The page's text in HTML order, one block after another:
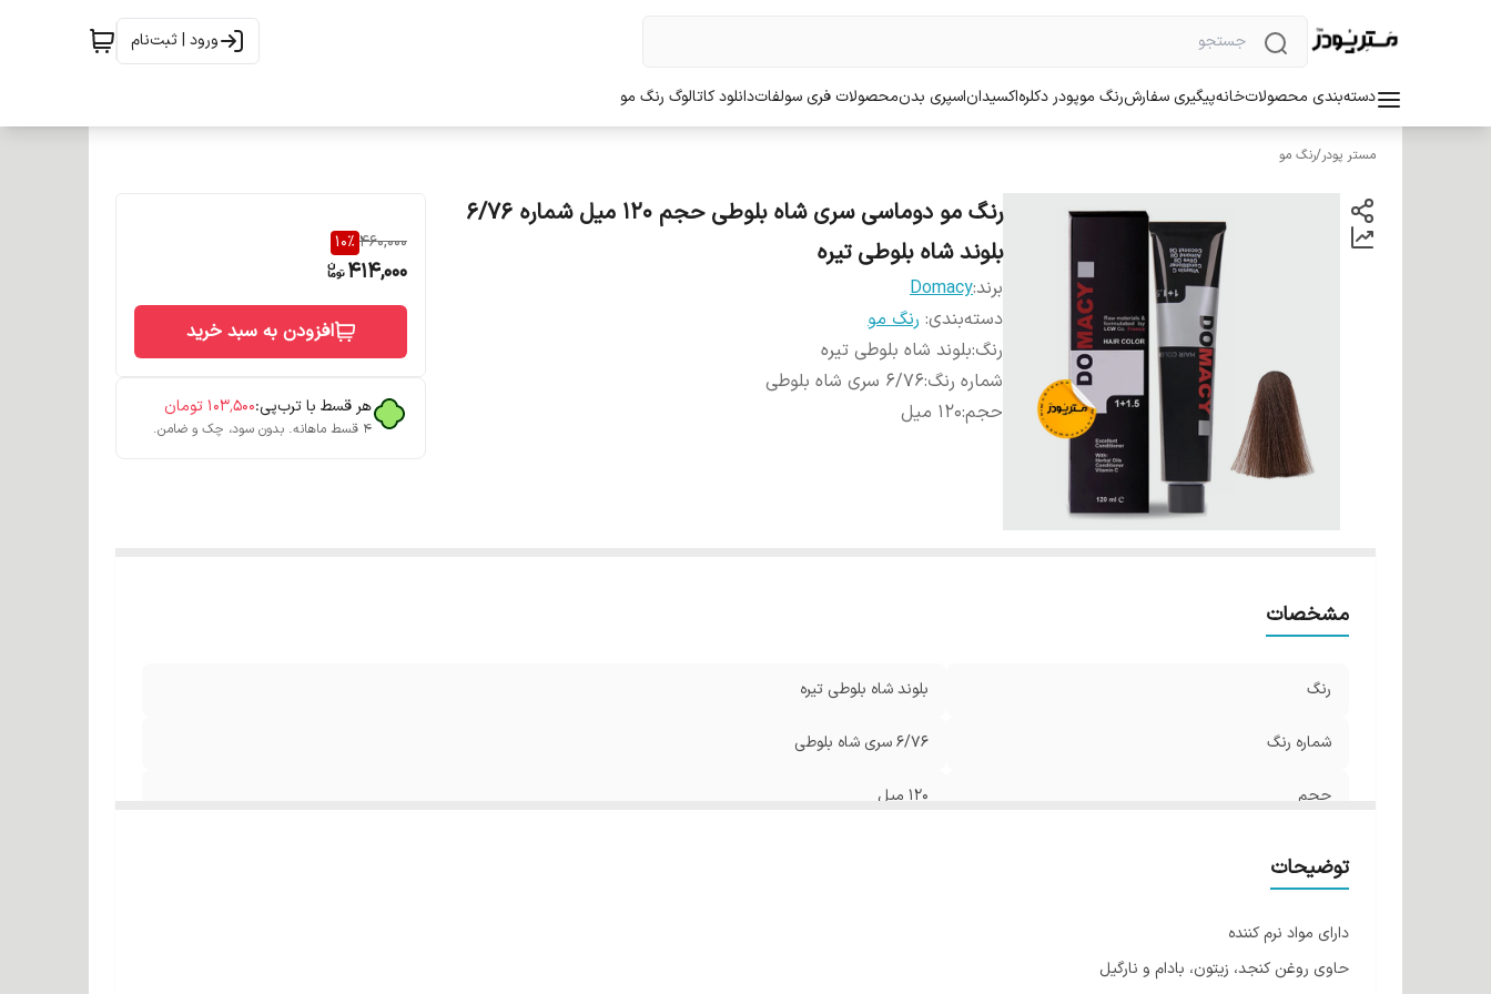
ورود | ثبت‌نام
دسته‌بندی محصولاتخانهپیگیری سفارشرنگ موپودر دکلرهاکسیداناسپری بدنمحصولات فری سولفاتدانلود کاتالوگ رنگ مو
مستر پودر/رنگ مو
رنگ مو دوماسی سری شاه بلوطی حجم 120 میل شماره 6/76
بلوند شاه بلوطی تیره
برند:Domacy
دسته‌بندی: رنگ مو
رنگ:بلوند شاه بلوطی تیره
شماره رنگ:6/76 سری شاه بلوطی
حجم:120 میل
460,000
10%
414,000
افزودن به سبد خرید
هر قسط با ترب‌پی:۱۰۳٬۵۰۰تومان
۴ قسط ماهانه. بدون سود، چک و ضامن.
مشخصات
رنگ بلوند شاه بلوطی تیره
شماره رنگ 6/76 سری شاه بلوطی
حجم 120 میل
توضیحات
دارای مواد نرم کننده
حاوی روغن کنجد، زیتون، بادام و نارگیل